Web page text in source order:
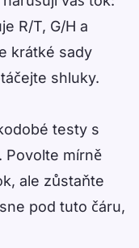
R/T, G/H a
krátké sady
shluky.
testy s
Povolte mírně
ale zůstaňte
pod tuto čáru,